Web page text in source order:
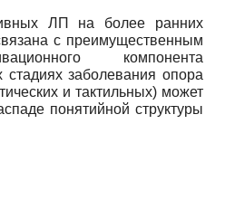
ЛП на более ранних
с преимущественным
компонента
заболевания опора
и тактильных) может
понятийной структуры